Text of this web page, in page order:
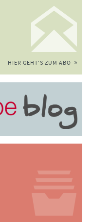
HIER GEHT'S ZUM ABO